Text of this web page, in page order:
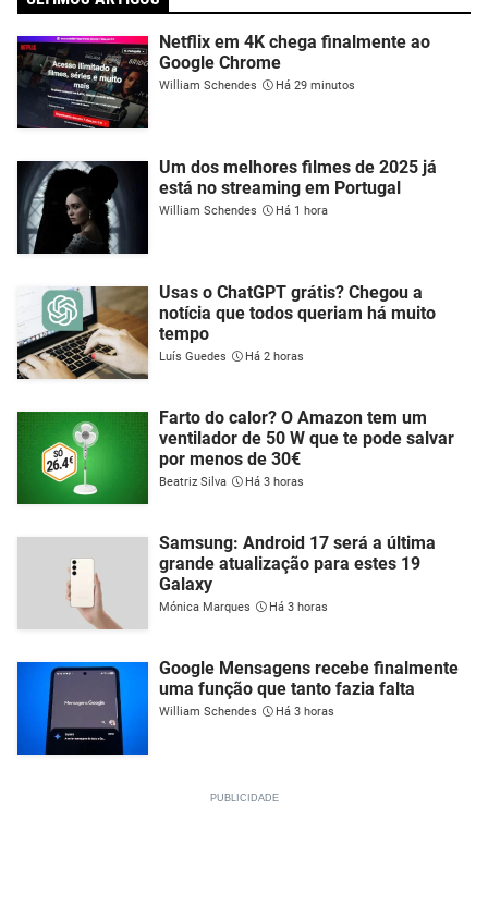
Netflix em 4K chega finalmente ao
Google Chrome
William Schendes Há 29 minutos
Um dos melhores filmes de 2025 já
está no streaming em Portugal
William Schendes Há 1 hora
Usas o ChatGPT grátis? Chegou a
notícia que todos queriam há muito
tempo
Luís Guedes Há 2 horas
Farto do calor? O Amazon tem um
ventilador de 50 W que te pode salvar
por menos de 30€
Beatriz Silva Há 3 horas
Samsung: Android 17 será a última
grande atualização para estes 19
Galaxy
Mónica Marques Há 3 horas
Google Mensagens recebe finalmente
uma função que tanto fazia falta
William Schendes Há 3 horas